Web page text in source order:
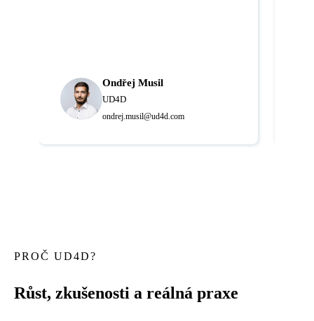
Ondřej Musil
UD4D
ondrej.musil@ud4d.com
PROČ UD4D?
Růst, zkušenosti a reálná praxe